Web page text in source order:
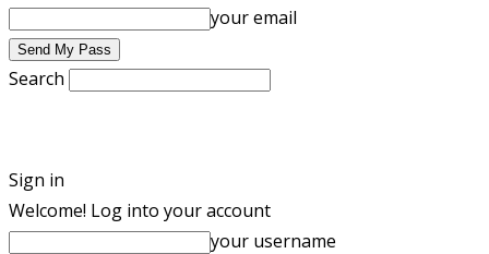
your email
Search
Sign in
Welcome! Log into your account
your username